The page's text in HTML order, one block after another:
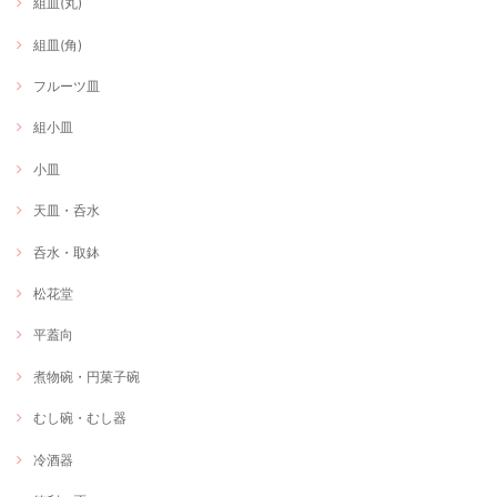
組皿(角)
フルーツ皿
組小皿
小皿
天皿・呑水
呑水・取鉢
松花堂
平蓋向
煮物碗・円菓子碗
むし碗・むし器
冷酒器